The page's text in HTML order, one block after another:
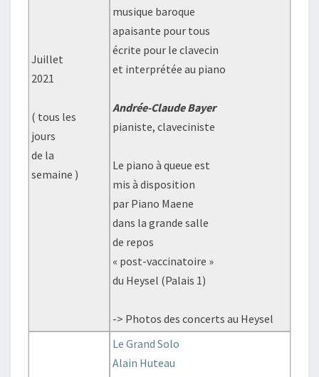
Juillet
2021
( tous les
jours
de la
semaine )
musique baroque
apaisante pour tous
écrite pour le clavecin
et interprétée au piano
Andrée-Claude Bayer
pianiste, claveciniste
Le piano à queue est
mis à disposition
par Piano Maene
dans la grande salle
de repos
« post-vaccinatoire »
du Heysel (Palais 1)
-> Photos des concerts au Heysel
Le Grand Solo
Alain Huteau